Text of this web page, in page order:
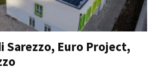
Sarezzo, Euro Project,